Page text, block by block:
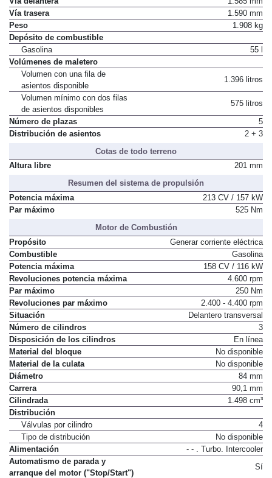
Vía trasera
1.590 mm
Peso
1.908 kg
Depósito de combustible
Gasolina
55 l
Volúmenes de maletero
Volumen con una fila de
asientos disponible
1.396 litros
Volumen mínimo con dos filas
de asientos disponibles
575 litros
Número de plazas
5
Distribución de asientos
2 + 3
Cotas de todo terreno
Altura libre
201 mm
Resumen del sistema de propulsión
Potencia máxima
213 CV / 157 kW
Par máximo
525 Nm
Motor de Combustión
Propósito
Generar corriente eléctrica
Combustible
Gasolina
Potencia máxima
158 CV / 116 kW
Revoluciones potencia máxima
4.600 rpm
Par máximo
250 Nm
Revoluciones par máximo
2.400 - 4.400 rpm
Situación
Delantero transversal
Número de cilindros
3
Disposición de los cilindros
En línea
Material del bloque
No disponible
Material de la culata
No disponible
Diámetro
84 mm
Carrera
90,1 mm
Cilindrada
1.498 cm³
Distribución
Válvulas por cilindro
4
Tipo de distribución
No disponible
Alimentación
- - . Turbo. Intercooler
Automatismo de parada y
arranque del motor ("Stop/Start")
Sí